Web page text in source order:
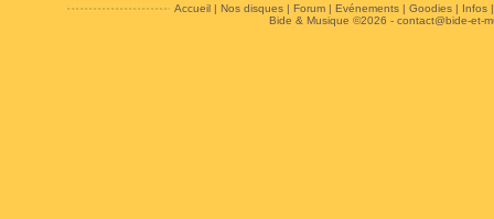
Accueil| Nos disques| Forum| Evénements| Goodies| Infos
Bide & Musique ©2026 - contact@bide-et-